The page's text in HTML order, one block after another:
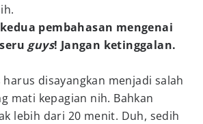
pembahasan mengenai
guys! Jangan ketinggalan.
disayangkan menjadi salah
mati kepagian nih. Bahkan
lebih dari 20 menit. Duh, sedih